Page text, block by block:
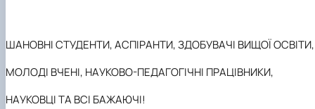
ШАНОВНІ СТУДЕНТИ, АСПІРАНТИ, ЗДОБУВАЧІ ВИЩОЇ ОСВІТИ,
МОЛОДІ ВЧЕНІ, НАУКОВО-ПЕДАГОГІЧНІ ПРАЦІВНИКИ,
НАУКОВЦІ ТА ВСІ БАЖАЮЧІ!